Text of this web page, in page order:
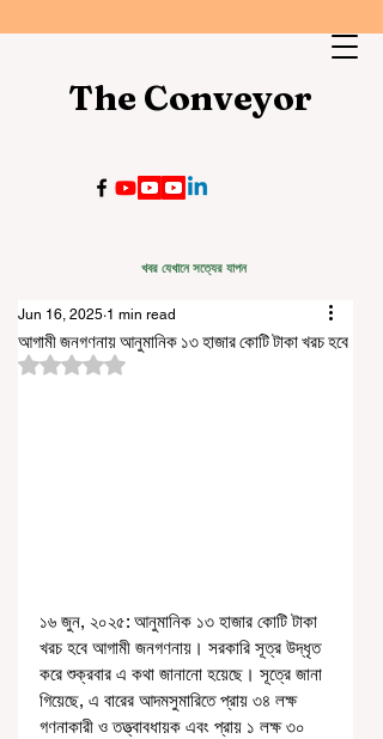
The Conveyor
খবর যেখানে সত্যের যাপন
আগামী জনগণনায় আনুমানিক ১৩ হাজার কোটি টাকা খরচ হবে
Jun 16, 2025 1 min read
Rated NaN out of 5 stars.
১৬ জুন, ২০২৫: আনুমানিক ১৩ হাজার কোটি টাকা
খরচ হবে আগামী জনগণনায়। সরকারি সূত্র উদ্ধৃত
করে শুক্রবার এ কথা জানানো হয়েছে। সূত্রে জানা
গিয়েছে, এ বারের আদমসুমারিতে প্রায় ৩৪ লক্ষ
গণনাকারী ও তত্ত্বাবধায়ক এবং প্রায় ১ লক্ষ ৩০